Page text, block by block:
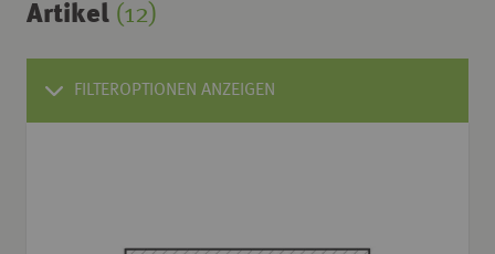
Artikel (12)
FILTEROPTIONEN ANZEIGEN